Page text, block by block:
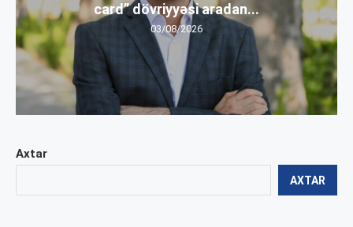
Axtar
AXTAR
card” dövriyyəsi aradan...
03/08/2026